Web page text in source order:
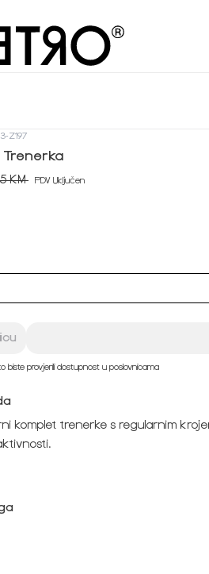
Z197
Trenerka
KM PDV Uključen
biste provjerili dostupnost u poslovnicama
komplet trenerke s regularnim